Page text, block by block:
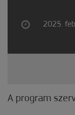
2025.
A program